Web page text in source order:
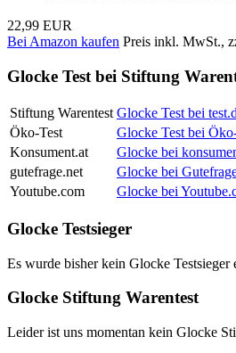
22,99 EUR
Bei Amazon kaufen Preis inkl. MwSt.,
Glocke Test bei Stiftung
Stiftung Warentest Glocke Test bei
Öko-Test
Glocke Test bei
Konsument.at
Glocke bei
gutefrage.net
Glocke bei
Youtube.com
Glocke bei
Glocke Testsieger
Es wurde bisher kein Glocke Testsieger
Glocke Stiftung Warentest
Leider ist uns momentan kein Glocke